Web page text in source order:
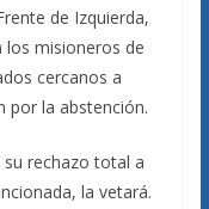
de Izquierda,
misioneros de
cercanos a
por la abstención.
su rechazo total a
la vetará.